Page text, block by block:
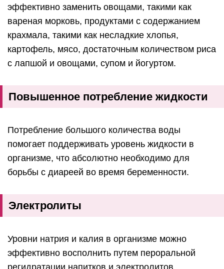
эффективно заменить овощами, такими как
вареная морковь, продуктами с содержанием
крахмала, такими как несладкие хлопья,
картофель, мясо, достаточным количеством риса
с лапшой и овощами, супом и йогуртом.
Повышенное потребление жидкости
Потребление большого количества воды
помогает поддерживать уровень жидкости в
организме, что абсолютно необходимо для
борьбы с диареей во время беременности.
Электролиты
Уровни натрия и калия в организме можно
эффективно восполнить путем пероральной